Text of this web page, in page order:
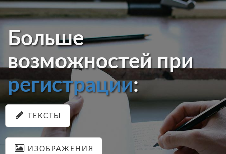
Больше
возможностей при
регистрации:
ТЕКСТЫ
ИЗОБРАЖЕНИЯ